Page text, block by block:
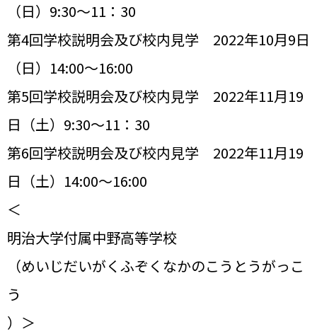
（日）9:30～11：30
第4回学校説明会及び校内見学 2022年10月9日
（日）14:00～16:00
第5回学校説明会及び校内見学 2022年11月19
日（土）9:30～11：30
第6回学校説明会及び校内見学 2022年11月19
日（土）14:00～16:00
＜
明治大学付属中野高等学校
（めいじだいがくふぞくなかのこうとうがっこ
う
）＞